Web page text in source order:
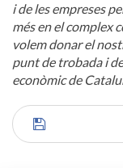
i de les empreses
més en el complex
volem donar el
punt de trobada i
econòmic de
C